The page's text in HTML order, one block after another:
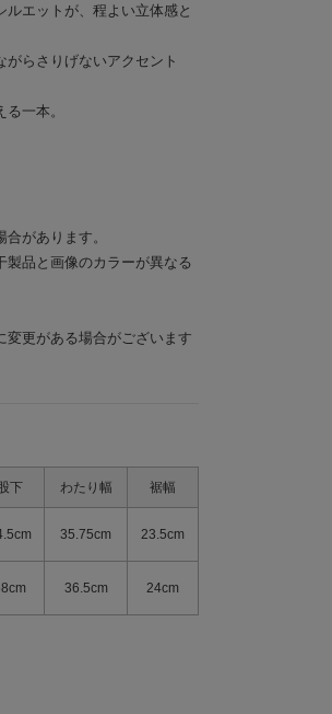
エットが、程よい立体感と
らさりげないアクセント
一本。
があります。
製品と画像のカラーが異なる
更がある場合がございます
下 わたり幅 裾幅
35.75cm 23.5cm
36.5cm 24cm